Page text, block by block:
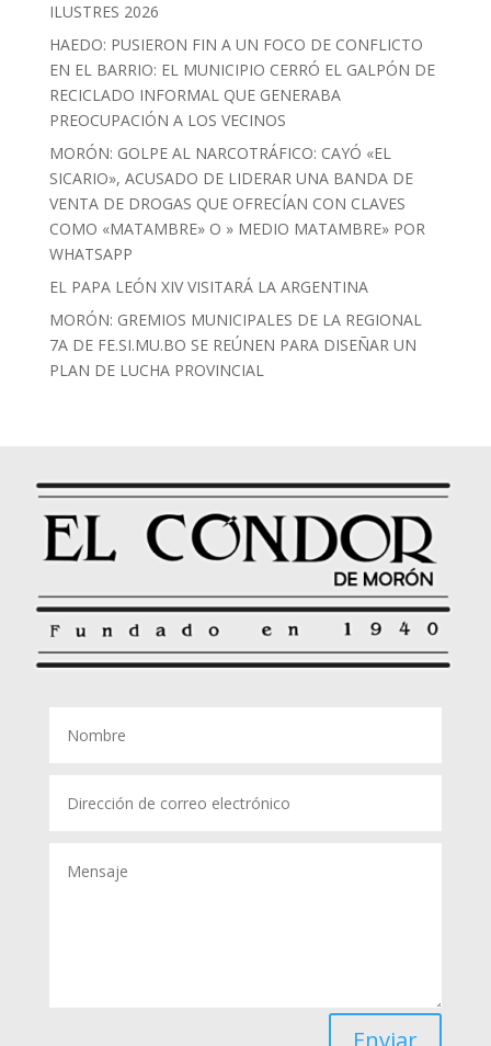
ILUSTRES 2026
HAEDO: PUSIERON FIN A UN FOCO DE CONFLICTO
EN EL BARRIO: EL MUNICIPIO CERRÓ EL GALPÓN DE
RECICLADO INFORMAL QUE GENERABA
PREOCUPACIÓN A LOS VECINOS
MORÓN: GOLPE AL NARCOTRÁFICO: CAYÓ «EL
SICARIO», ACUSADO DE LIDERAR UNA BANDA DE
VENTA DE DROGAS QUE OFRECÍAN CON CLAVES
COMO «MATAMBRE» O » MEDIO MATAMBRE» POR
WHATSAPP
EL PAPA LEÓN XIV VISITARÁ LA ARGENTINA
MORÓN: GREMIOS MUNICIPALES DE LA REGIONAL
7A DE FE.SI.MU.BO SE REÚNEN PARA DISEÑAR UN
PLAN DE LUCHA PROVINCIAL